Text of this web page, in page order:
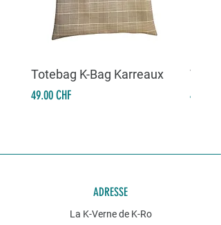
Totebag K-Bag Karreaux
Prix
49.00 CHF Prix
49.00
ADRESSE
La K-Verne de K-Ro